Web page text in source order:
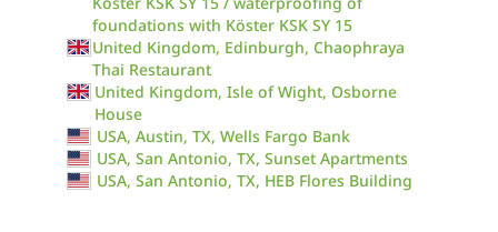
foundations with Köster KSK SY 15
United Kingdom, Edinburgh, Chaophraya
Thai Restaurant
United Kingdom, Isle of Wight, Osborne
House
USA, Austin, TX, Wells Fargo Bank
USA, San Antonio, TX, Sunset Apartments
USA, San Antonio, TX, HEB Flores Building